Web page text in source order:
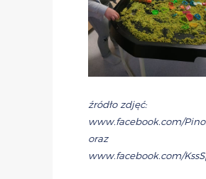
źródło zdjęć:
www.facebook.com/
oraz
www.facebook.com/